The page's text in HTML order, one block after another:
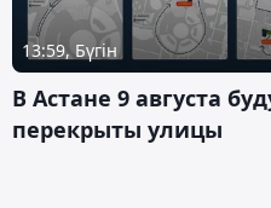
13:59, Бүгін
В Астане 9 августа
перекрыты улицы